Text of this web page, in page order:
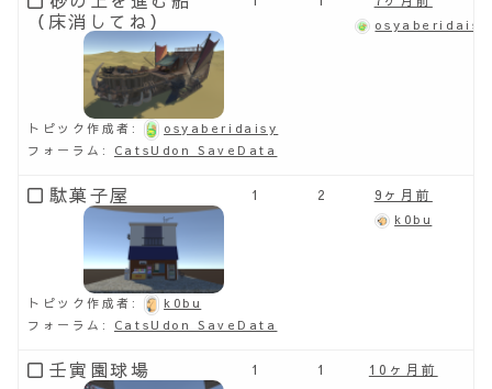
（床消してね）
トピック作成者:
osyaberidaisy
フォーラム: CatsUdon SaveData
osyaberidaisy
駄菓子屋
トピック作成者:
k0bu
フォーラム: CatsUdon SaveData
1 2 9ヶ月前
k0bu
壬寅園球場 1 1 10ヶ月前